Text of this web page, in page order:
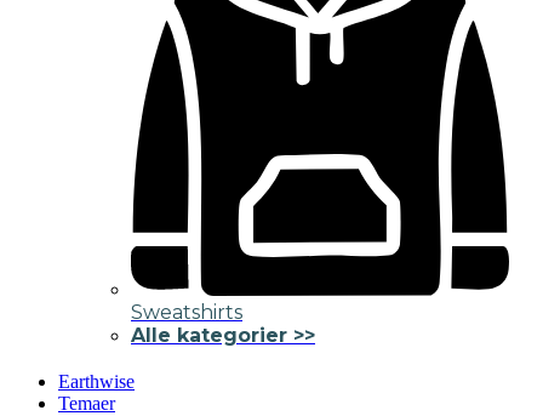
Sweatshirts
Alle kategorier >>
Earthwise
Temaer